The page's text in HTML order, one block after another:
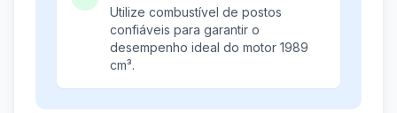
Utilize combustível de postos
confiáveis para garantir o
desempenho ideal do motor 1989
cm³.